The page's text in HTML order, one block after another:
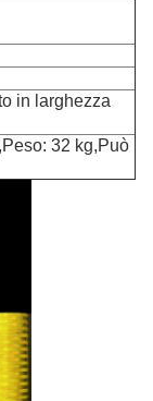
in larghezza
32 kg,Può